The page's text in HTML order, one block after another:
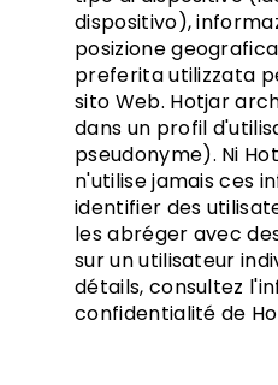
dispositivo),
posizione
preferita utilizzata
sito Web. Hotjar
dans un profil
pseudonyme). Ni
n'utilise jamais ces
identifier des
les abréger avec
sur un utilisateur
détails, consultez
confidentialité de